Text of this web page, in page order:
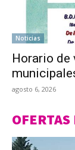
Noticias
Horario de
agosto 6, 2026